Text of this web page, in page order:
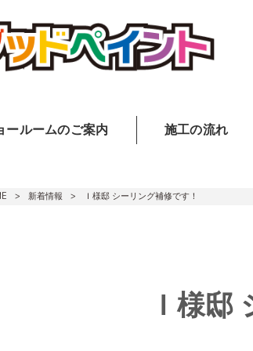
ールームのご案内 施工の流れ
> 新着情報 > Ｉ様邸 シーリング補修です！
Ｉ様邸